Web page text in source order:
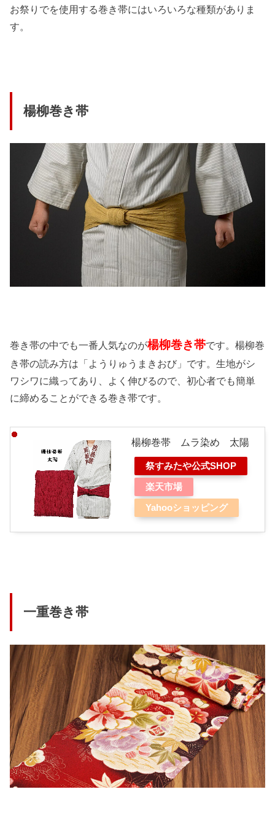
お祭りでを使用する巻き帯にはいろいろな種類がありま
す。
楊柳巻き帯
巻き帯の中でも一番人気なのが楊柳巻き帯です。楊柳巻
き帯の読み方は「ようりゅうまきおび」です。生地がシ
ワシワに織ってあり、よく伸びるので、初心者でも簡単
に締めることができる巻き帯です。
楊柳巻帯 ムラ染め 太陽
祭すみたや公式SHOP
楽天市場
Yahooショッピング
一重巻き帯